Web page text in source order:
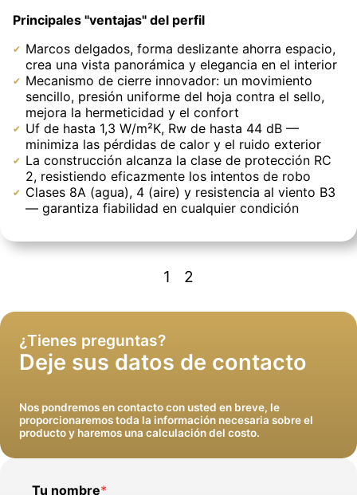
Principales "ventajas" del perfil
Marcos delgados, forma deslizante ahorra espacio,
crea una vista panorámica y elegancia en el interior
Mecanismo de cierre innovador: un movimiento
sencillo, presión uniforme del hoja contra el sello,
mejora la hermeticidad y el confort
Uf de hasta 1,3 W/m²K, Rw de hasta 44 dB —
minimiza las pérdidas de calor y el ruido exterior
La construcción alcanza la clase de protección RC
2, resistiendo eficazmente los intentos de robo
Clases 8A (agua), 4 (aire) y resistencia al viento B3
— garantiza fiabilidad en cualquier condición
1 2
Le asesoraremos y le daremos un cálculo claro
Instalaremos ventanas y limpiaremos detrás de
¿Tienes preguntas?
Deje sus datos de contacto
Nos pondremos en contacto con usted en breve, le
proporcionaremos toda la información necesaria sobre el
producto y haremos una calculación del costo.
Tu nombre*